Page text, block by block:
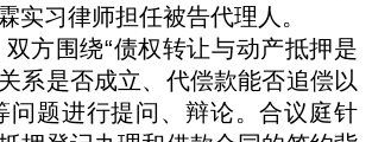
实习律师担任被告代理人。
围绕“债权转让与动产抵押是
系是否成立、代偿款能否追偿以
问题进行提问、辩论。合议庭针